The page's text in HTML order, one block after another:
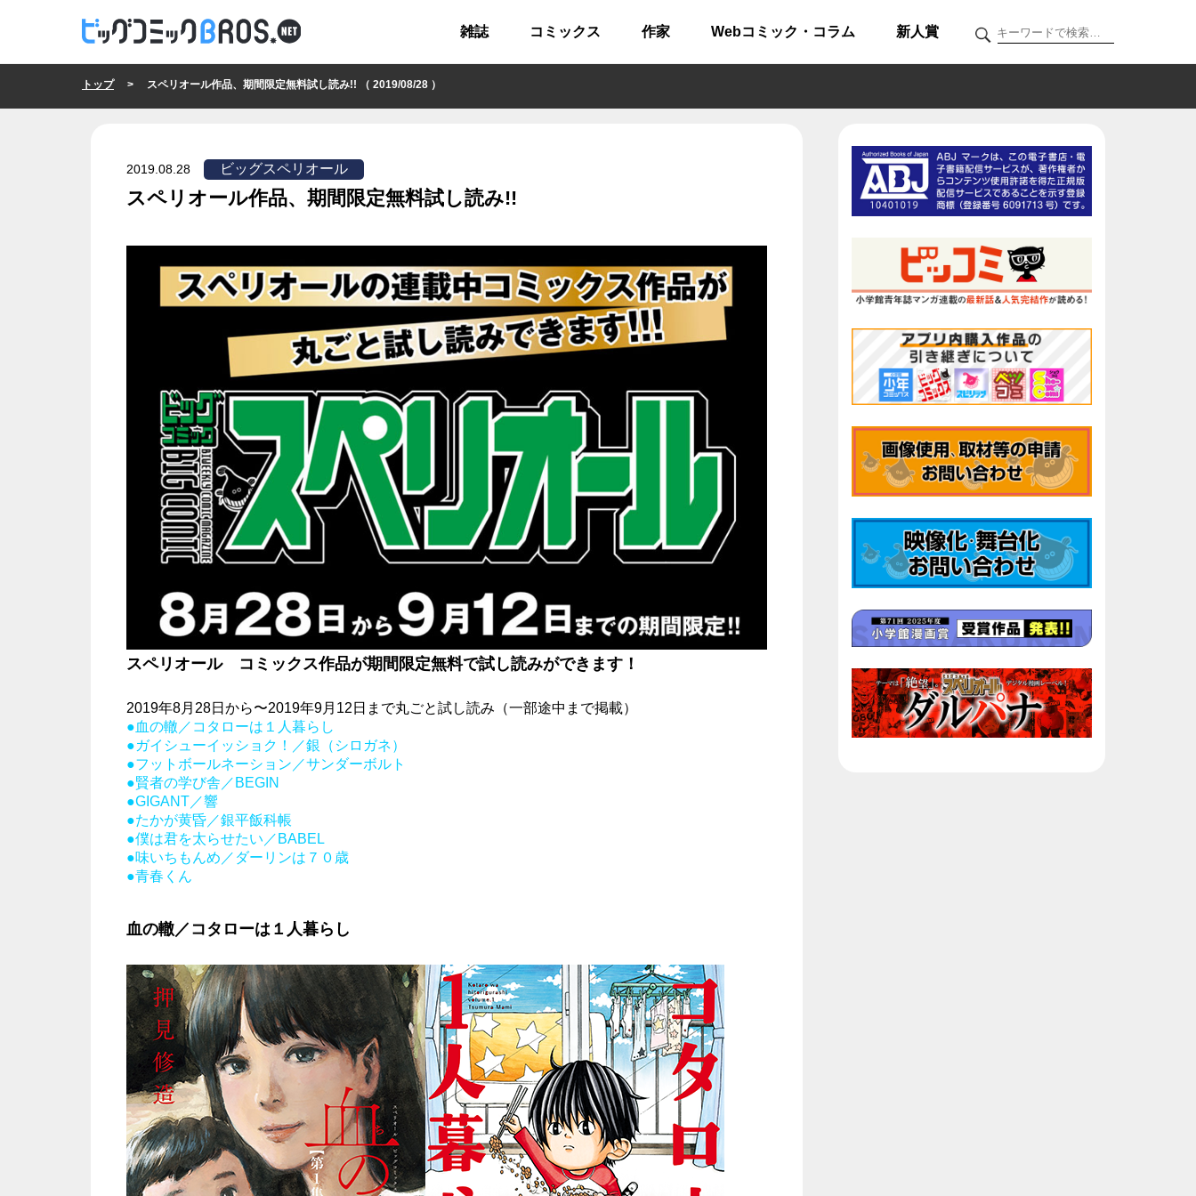
雑誌 コミックス 作家 Webコミック・コラム 新人賞
トップ> スペリオール作品、期間限定無料試し読み!! （ 2019/08/28 ）
ビッグスペリオール
2019.08.28
スペリオール作品、期間限定無料試し読み!!
スペリオール コミックス作品が期間限定無料で試し読みができます！
2019年8月28日から〜2019年9月12日まで丸ごと試し読み（一部途中まで掲載）
●血の轍／コタローは１人暮らし
●ガイシューイッショク！／銀（シロガネ）
●フットボールネーション／サンダーボルト
●賢者の学び舎／BEGIN
●GIGANT／響
●たかが黄昏／銀平飯科帳
●僕は君を太らせたい／BABEL
●味いちもんめ／ダーリンは７０歳
●青春くん
血の轍／コタローは１人暮らし